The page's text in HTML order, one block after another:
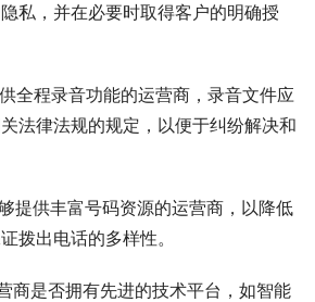
私，并在必要时取得客户的明确授
全程录音功能的运营商，录音文件应
法律法规的规定，以便于纠纷解决和
提供丰富号码资源的运营商，以降低
拨出电话的多样性。
商是否拥有先进的技术平台，如智能